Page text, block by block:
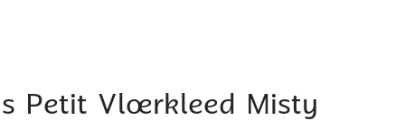
Petit Vloerkleed Misty